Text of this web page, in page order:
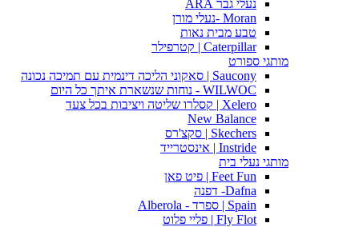
נעלי גבר ARA
Moran -נעלי מורן
טבע מבית נאות
Caterpillar | קטרפילר
מותגי ספורט
Saucony | סאקוני הליכה דינמית עם תמיכה נכונה
WILWOC - נוחות שנשארת איתך כל היום
Xelero | קסלרו שליטה ויציבות בכל צעד
New Balance
Skechers | סקצ'רס
Instride | אינסטרייד
מותגי נעלי בית
Feet Fun | פיט פאן
Dafna- דפנה
Spain | ספרד - Alberola
Fly Flot | פליי פלוט